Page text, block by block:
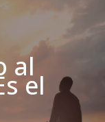
al
el